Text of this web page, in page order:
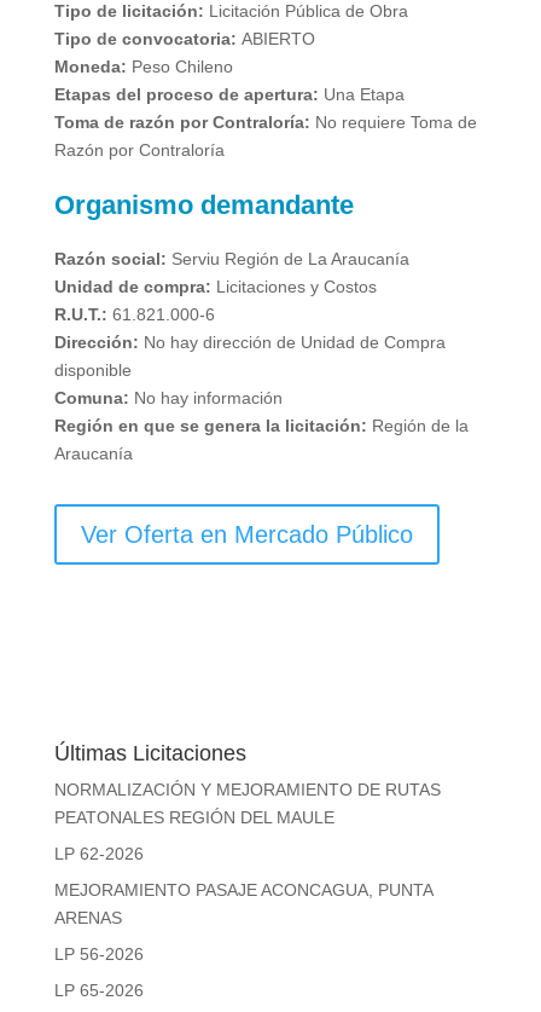
Tipo de licitación: Licitación Pública de Obra
Tipo de convocatoria: ABIERTO
Moneda: Peso Chileno
Etapas del proceso de apertura: Una Etapa
Toma de razón por Contraloría: No requiere Toma de
Razón por Contraloría
Organismo demandante
Razón social: Serviu Región de La Araucanía
Unidad de compra: Licitaciones y Costos
R.U.T.: 61.821.000-6
Dirección: No hay dirección de Unidad de Compra
disponible
Comuna: No hay información
Región en que se genera la licitación: Región de la
Araucanía
Ver Oferta en Mercado Público
Últimas Licitaciones
NORMALIZACIÓN Y MEJORAMIENTO DE RUTAS
PEATONALES REGIÓN DEL MAULE
LP 62-2026
MEJORAMIENTO PASAJE ACONCAGUA, PUNTA
ARENAS
LP 56-2026
LP 65-2026